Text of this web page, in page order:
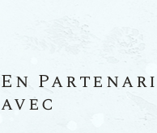
En
avec